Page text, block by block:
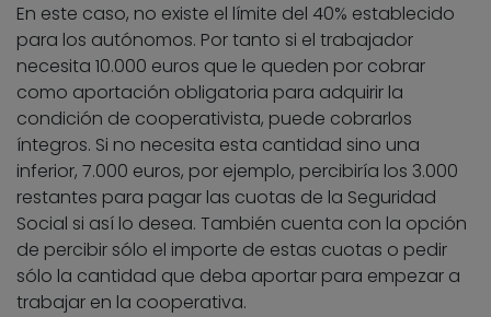
En este caso, no existe el límite del 40% establecido
para los autónomos. Por tanto si el trabajador
necesita 10.000 euros que le queden por cobrar
como aportación obligatoria para adquirir la
condición de cooperativista, puede cobrarlos
íntegros. Si no necesita esta cantidad sino una
inferior, 7.000 euros, por ejemplo, percibiría los 3.000
restantes para pagar las cuotas de la Seguridad
Social si así lo desea. También cuenta con la opción
de percibir sólo el importe de estas cuotas o pedir
sólo la cantidad que deba aportar para empezar a
trabajar en la cooperativa.